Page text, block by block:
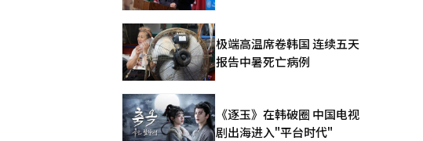
极端高温席卷韩国 连续五天
报告中暑死亡病例
《逐玉》在韩破圈 中国电视
剧出海进入"平台时代"